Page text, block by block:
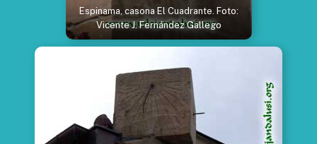
Espinama, casona El Cuadrante. Foto:
Vicente J. Fernández Gallego